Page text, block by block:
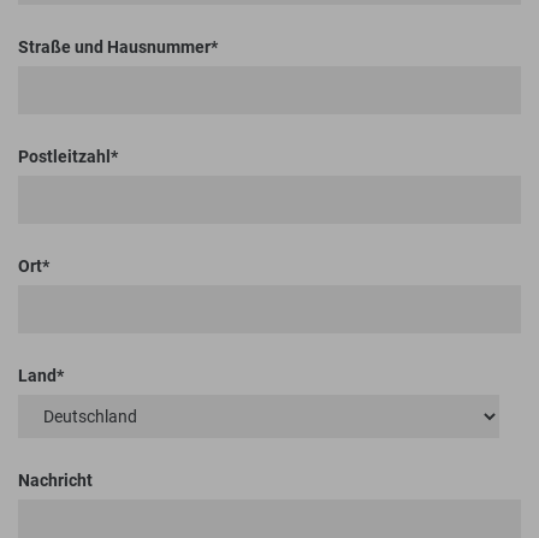
Straße und Hausnummer
Postleitzahl
Ort
Land
Nachricht